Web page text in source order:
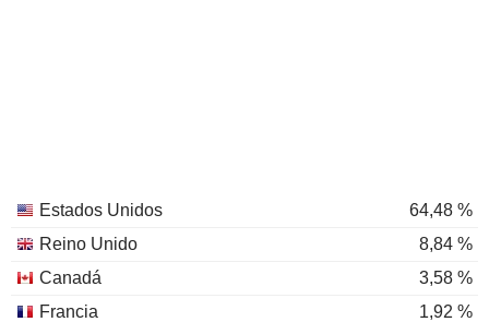
Estados Unidos
64,48 %
Reino Unido
8,84 %
Canadá
3,58 %
Francia
1,92 %